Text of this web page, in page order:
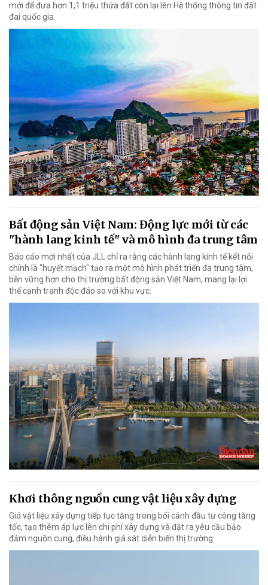
mới để đưa hơn 1,1 triệu thửa đất còn lại lên Hệ thống thông tin đất
đai quốc gia.
Bất động sản Việt Nam: Động lực mới từ các
"hành lang kinh tế" và mô hình đa trung tâm
Báo cáo mới nhất của JLL chỉ ra rằng các hành lang kinh tế kết nối
chính là "huyết mạch" tạo ra một mô hình phát triển đa trung tâm,
bền vững hơn cho thị trường bất động sản Việt Nam, mang lại lợi
thế cạnh tranh độc đáo so với khu vực.
Khơi thông nguồn cung vật liệu xây dựng
Giá vật liệu xây dựng tiếp tục tăng trong bối cảnh đầu tư công tăng
tốc, tạo thêm áp lực lên chi phí xây dựng và đặt ra yêu cầu bảo
đảm nguồn cung, điều hành giá sát diễn biến thị trường.